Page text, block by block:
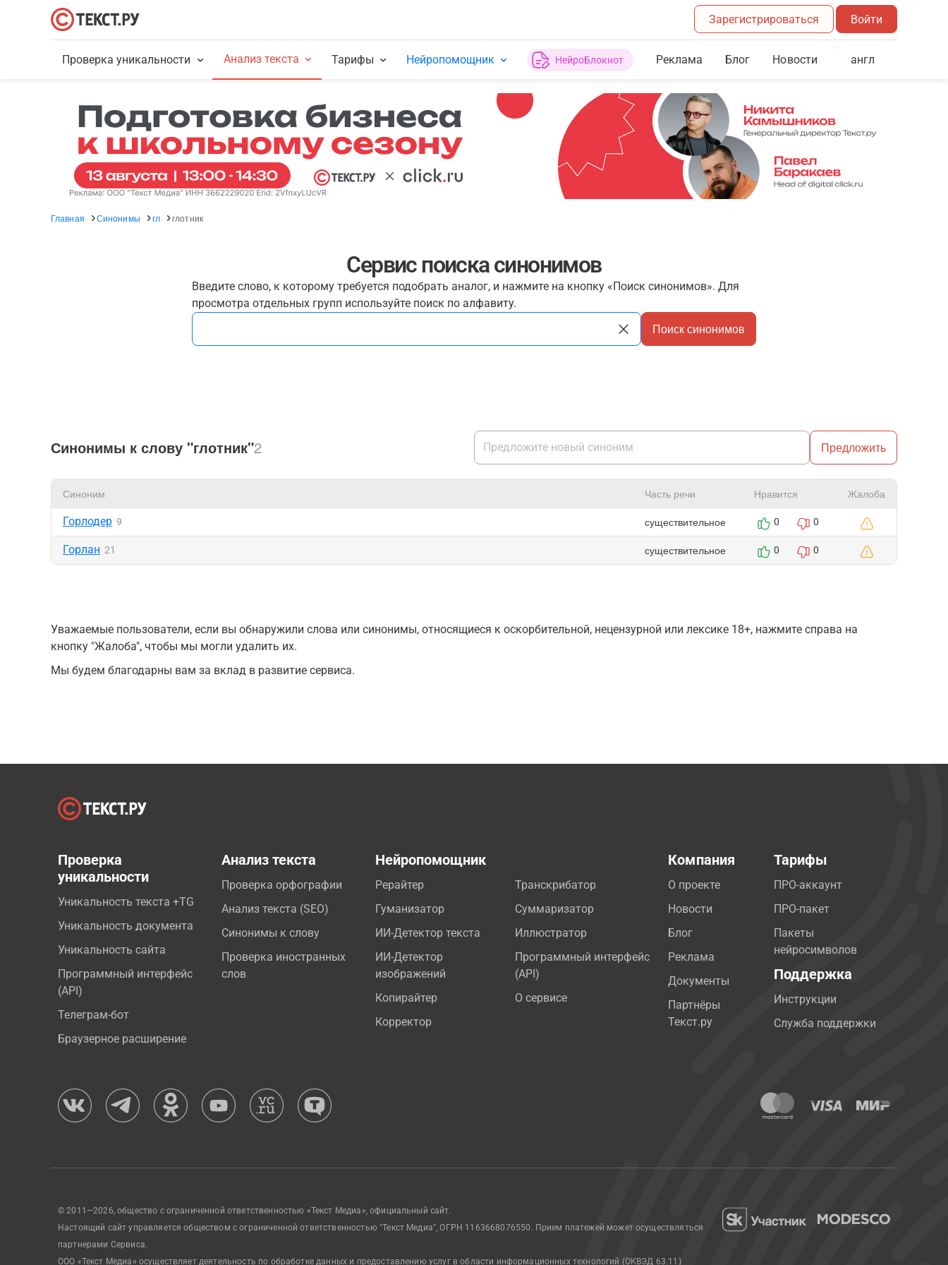
Зарегистрироваться Войти
Проверка уникальности Анализ текста Тарифы Нейропомощник НейроБлокнот Реклама Блог Новости англ
Главная Синонимы гл глотник
Сервис поиска синонимов
Введите слово, к которому требуется подобрать аналог, и нажмите на кнопку «Поиск синонимов». Для
просмотра отдельных групп используйте поиск по алфавиту.
Поиск синонимов
Синонимы к слову "глотник"2 Предложить
Синоним Часть речи Нравится Жалоба
Горлодер 9 существительное 0 0
Горлан 21 существительное 0 0
Уважаемые пользователи, если вы обнаружили слова или синонимы, относящиеся к оскорбительной, нецензурной или лексике 18+, нажмите справа на
кнопку "Жалоба", чтобы мы могли удалить их.
Мы будем благодарны вам за вклад в развитие сервиса.
Проверка
уникальности
Уникальность текста +TG
Уникальность документа
Уникальность сайта
Программный интерфейс
(API)
Телеграм-бот
Браузерное расширение
Анализ текста
Проверка орфографии
Анализ текста (SEO)
Синонимы к слову
Проверка иностранных
слов
Нейропомощник
Рерайтер
Гуманизатор
ИИ-Детектор текста
ИИ-Детектор
изображений
Копирайтер
Корректор
Транскрибатор
Суммаризатор
Иллюстратор
Программный интерфейс
(API)
О сервисе
Компания
О проекте
Новости
Блог
Реклама
Документы
Партнёры
Текст.ру
Тарифы
ПРО-аккаунт
ПРО-пакет
Пакеты
нейросимволов
Поддержка
Инструкции
Служба поддержки
© 2011—2026, общество с ограниченной ответственностью «Текст Медиа», официальный сайт.
Настоящий сайт управляется обществом с ограниченной ответственностью "Текст Медиа", ОГРН 1163668076550. Прием платежей может осуществляться
партнерами Сервиса.
ООО «Текст Медиа» осуществляет деятельность по обработке данных и предоставлению услуг в области информационных технологий (ОКВЭД 63.11)